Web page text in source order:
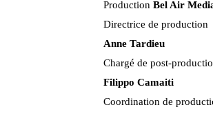
Production Bel Air
Directrice de production
Anne Tardieu
Chargé de post-
Filippo Camaiti
Coordination de